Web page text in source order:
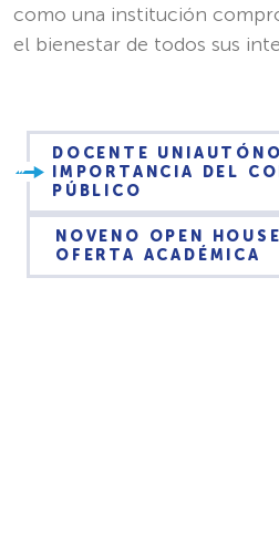
como una institución
el bienestar de todos sus
DOCENTE
IMPORTANCIA DEL
PÚBLICO
NOVENO OPEN
OFERTA ACADÉMICA